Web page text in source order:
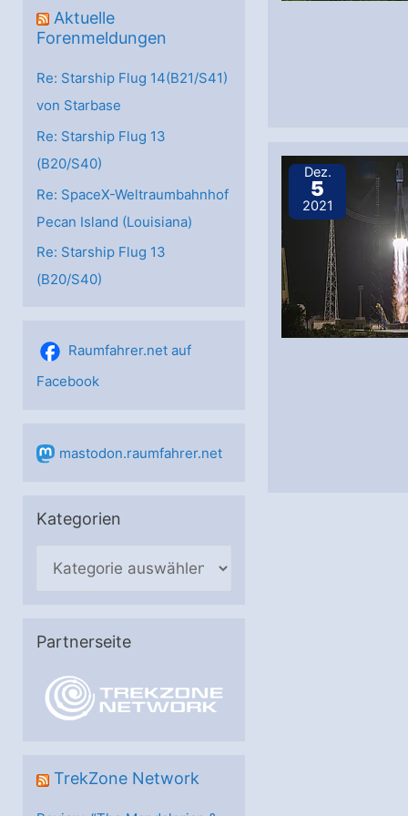
Aktuelle
Forenmeldungen
Re: Starship Flug 14(B21/S41)
von Starbase
Re: Starship Flug 13
(B20/S40)
Re: SpaceX-Weltraumbahnhof
Pecan Island (Louisiana)
Re: Starship Flug 13
(B20/S40)
Raumfahrer.net auf
Facebook
mastodon.raumfahrer.net
Kategorien
e
e
Partnerseite
TrekZone Network
Dez.
5
2021